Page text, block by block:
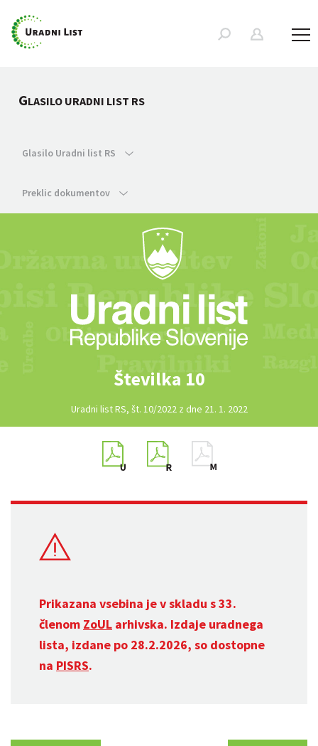
GLASILO URADNI LIST RS
Glasilo Uradni list RS
Preklic dokumentov
Številka 10
Uradni list RS, št. 10/2022 z dne 21. 1. 2022
Prikazana vsebina je v skladu s 33.
členom ZoUL arhivska. Izdaje uradnega
lista, izdane po 28.2.2026, so dostopne
na PISRS.